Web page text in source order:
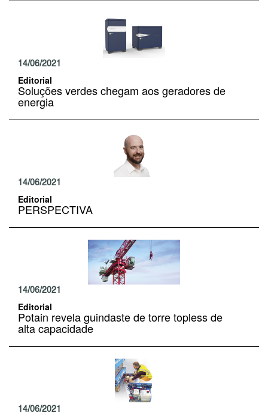
14/06/2021
Editorial
Soluções verdes chegam aos geradores de
energia
14/06/2021
Editorial
PERSPECTIVA
14/06/2021
Editorial
Potain revela guindaste de torre topless de
alta capacidade
14/06/2021